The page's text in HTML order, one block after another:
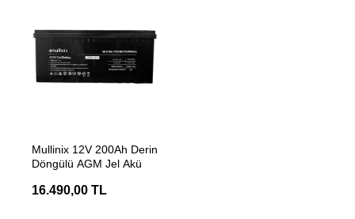
Mullinix 12V 200Ah Derin
Döngülü AGM Jel Akü
16.490,00 TL